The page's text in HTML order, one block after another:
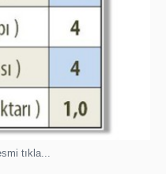
tıkla...